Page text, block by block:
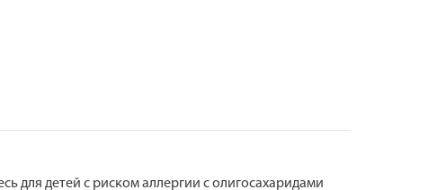
для детей с риском аллергии с олигосахаридами